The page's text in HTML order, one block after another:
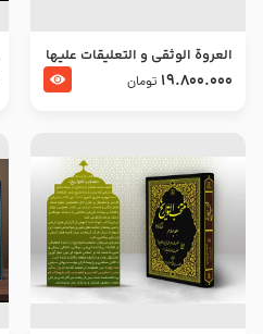
العروة الوثقى و التعليقات عليها
– طرح جدید
19.800.000 تومان